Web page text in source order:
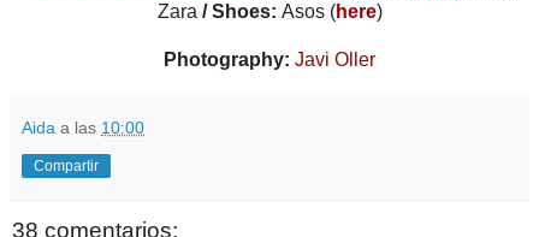
Zara / Shoes: Asos (here)
Photography: Javi Oller
Aida a las 10:00
Compartir
38 comentarios: